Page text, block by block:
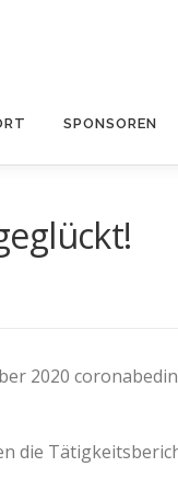
SPONSOREN
2020
die